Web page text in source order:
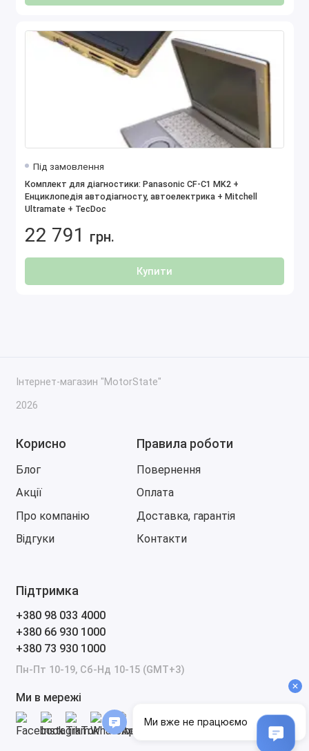
Під замовлення
Комплект для діагностики: Panasonic CF-C1 MK2 +
Енциклопедія автодіагносту, автоелектрика + Mitchell
Ultramate + TecDoc
22 791 грн.
Купити
Інтернет-магазин "MotorState"
2026
Корисно
Блог
Акції
Про компанію
Відгуки
Правила роботи
Повернення
Оплата
Доставка, гарантія
Контакти
Підтримка
+380 98 033 4000
+380 66 930 1000
+380 73 930 1000
Пн-Пт 10-19, Сб-Нд 10-15 (GMT+3)
Ми в мережі